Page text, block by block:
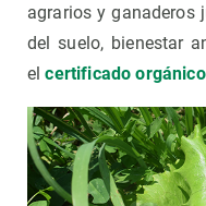
agrarios y ganaderos
del suelo, bienestar
elcertificado